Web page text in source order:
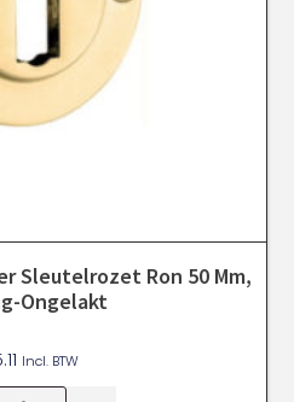
Sleutelrozet Ron 50 Mm,
Ongelakt
Incl. BTW